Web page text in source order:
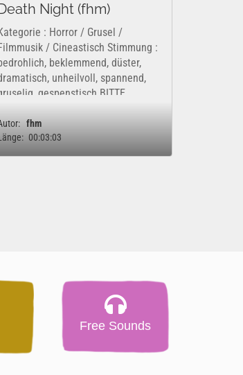
Night (fhm)
: Horror / Grusel /
/ Cineastisch Stimmung :
beklemmend, düster,
unheilvoll, spannend,
gespenstisch BITTE
vertrieben. Dieses Werk
insofern nur...
fhm
00:03:03
Free Sounds